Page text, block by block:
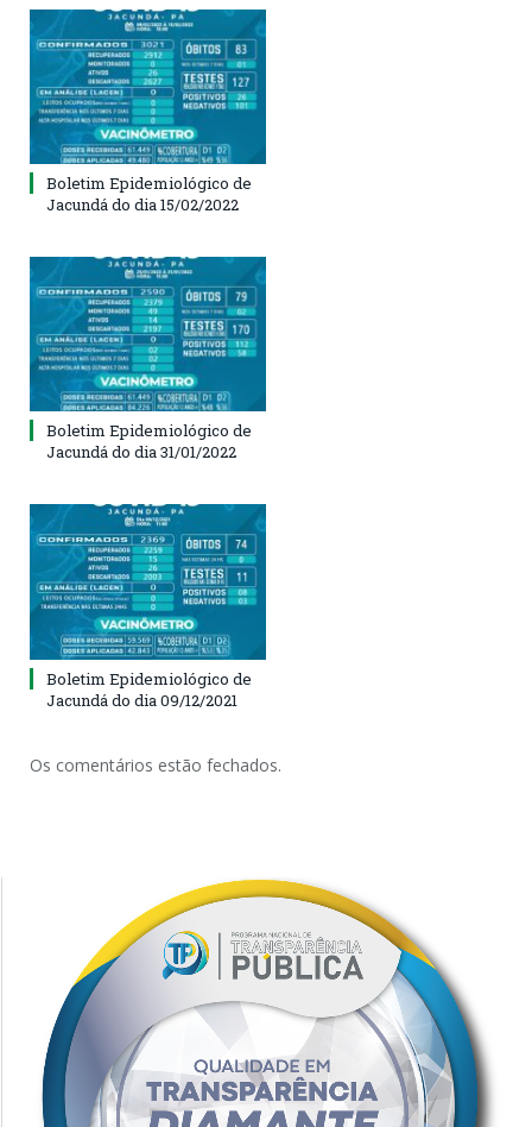
Boletim Epidemiológico de
Jacundá do dia 15/02/2022
Boletim Epidemiológico de
Jacundá do dia 31/01/2022
Boletim Epidemiológico de
Jacundá do dia 09/12/2021
Os comentários estão fechados.